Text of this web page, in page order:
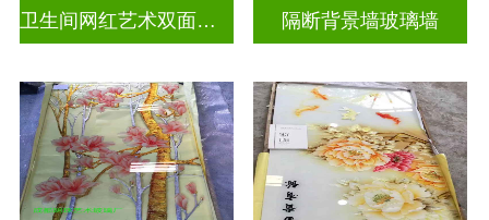
卫生间网红艺术双面玻璃墙 隔断背景墙玻璃墙